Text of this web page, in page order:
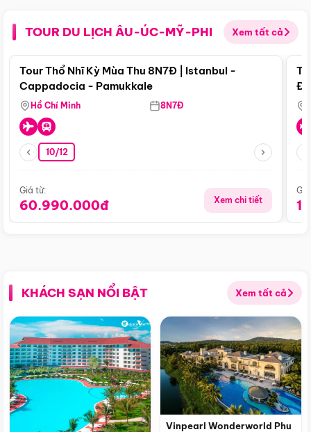
TOUR DU LỊCH ÂU-ÚC-MỸ-PHI Xem tất cả
Điểm nổi bật
Tour Thổ Nhĩ Kỳ Mùa Thu 8N7Đ | Istanbul -
Cappadocia - Pamukkale
Hồ Chí Minh 8N7Đ
10/12
Giá từ:
60.990.000đ Xem chi tiết
KHÁCH SẠN NỔI BẬT Xem tất cả
Vinpearl Wonderworld Phu